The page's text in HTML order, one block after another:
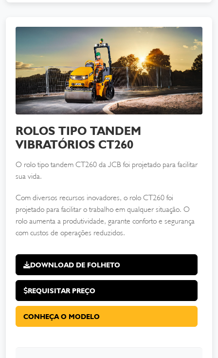
ROLOS TIPO TANDEM
VIBRATÓRIOS CT260
O rolo tipo tandem CT260 da JCB foi projetado para facilitar
sua vida.
Com diversos recursos inovadores, o rolo CT260 foi
projetado para facilitar o trabalho em qualquer situação. O
rolo aumenta a produtividade, garante conforto e segurança
com custos de operações reduzidos.
DOWNLOAD DE FOLHETO
REQUISITAR PREÇO
CONHEÇA O MODELO